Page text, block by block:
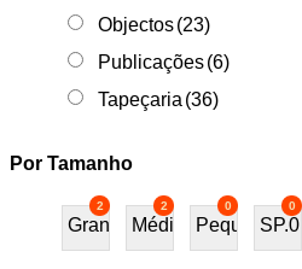
Objectos(23)
Publicações(6)
Tapeçaria (36)
Por Tamanho
2
Grande
2
Médio
0
Pequeno
0
SP.01